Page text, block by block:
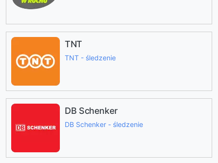
TNT
TNT - śledzenie
DB Schenker
DB Schenker - śledzenie